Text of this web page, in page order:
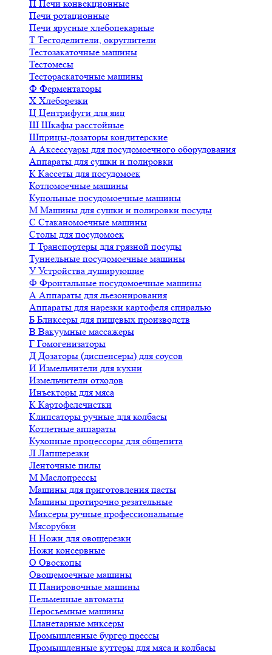
П Печи конвекционные
Печи ротационные
Печи ярусные хлебопекарные
Т Тестоделители, округлители
Тестозакаточные машины
Тестомесы
Тестораскаточные машины
Ф Ферментаторы
Х Хлеборезки
Ц Центрифуги для яиц
Ш Шкафы расстойные
Шприцы-дозаторы кондитерские
А Аксессуары для посудомоечного оборудования
Аппараты для сушки и полировки
К Кассеты для посудомоек
Котломоечные машины
Купольные посудомоечные машины
М Машины для сушки и полировки посуды
С Стаканомоечные машины
Столы для посудомоек
Т Транспортеры для грязной посуды
Туннельные посудомоечные машины
У Устройства душирующие
Ф Фронтальные посудомоечные машины
А Аппараты для льезонирования
Аппараты для нарезки картофеля спиралью
Б Бликсеры для пищевых производств
В Вакуумные массажеры
Г Гомогенизаторы
Д Дозаторы (диспенсеры) для соусов
И Измельчители для кухни
Измельчители отходов
Инъекторы для мяса
К Картофелечистки
Клипсаторы ручные для колбасы
Котлетные аппараты
Кухонные процессоры для общепита
Л Лапшерезки
Ленточные пилы
М Маслопрессы
Машины для приготовления пасты
Машины протирочно резательные
Миксеры ручные профессиональные
Мясорубки
Н Ножи для овощерезки
Ножи консервные
О Овоскопы
Овощемоечные машины
П Панировочные машины
Пельменные автоматы
Перосъемные машины
Планетарные миксеры
Промышленные бургер прессы
Промышленные куттеры для мяса и колбасы